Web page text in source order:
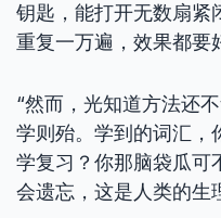
钥匙，能打开无数扇紧
重复一万遍，效果都要
“然而，光知道方法还
学则殆。学到的词汇，
学复习？你那脑袋瓜可
会遗忘，这是人类的生